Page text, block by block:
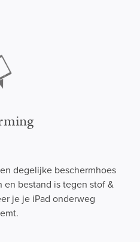
degelijke beschermhoes
bestand is tegen stof &
je je iPad onderweg